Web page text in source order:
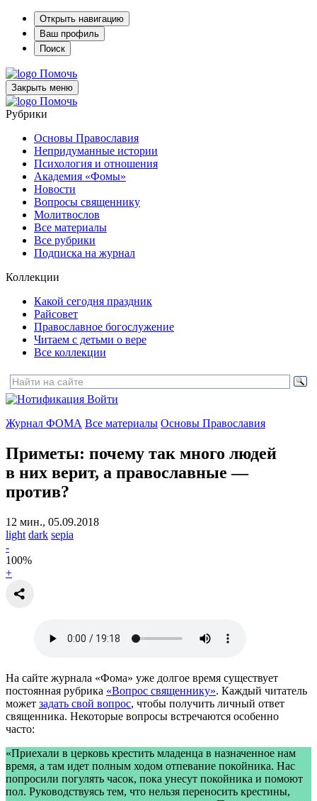
Открыть навигацию
Ваш профиль
Поиск
Помочь
Закрыть меню
Помочь
Рубрики
Основы Православия
Непридуманные истории
Психология и отношения
Академия «Фомы»
Новости
Вопросы священнику
Молитвослов
Все материалы
Все рубрики
Подписка на журнал
Коллекции
Какой сегодня праздник
Райсовет
Православное богослужение
Читаем с детьми о вере
Все коллекции
Войти
Журнал ФОМА Все материалы Основы Православия
Приметы: почему так много людей
в них верит, а православные —
против?
12 мин., 05.09.2018
light dark sepia
-
100%
+
На сайте журнала «Фома» уже долгое время существует
постоянная рубрика «Вопрос священнику». Каждый читатель
может задать свой вопрос, чтобы получить личный ответ
священника. Некоторые вопросы встречаются особенно
часто:
«Приехали в церковь крестить младенца в назначенное нам
время, а там идет полным ходом отпевание покойника. Нас
попросили погулять часок, пока унесут покойника и помоют
пол. Руководствуясь тем, что нельзя переносить крестины,